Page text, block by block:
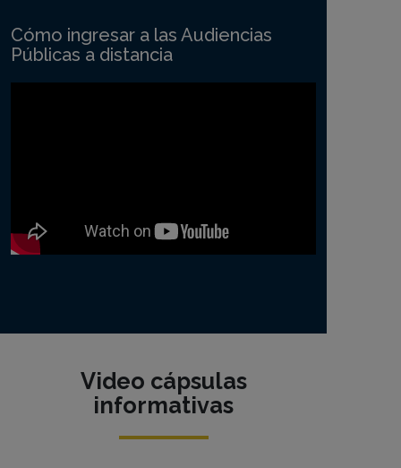
Cómo ingresar a las Audiencias
Públicas a distancia
Video cápsulas
informativas